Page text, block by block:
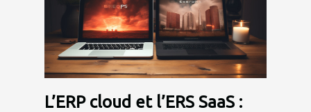
L’ERP cloud et l’ERS SaaS :